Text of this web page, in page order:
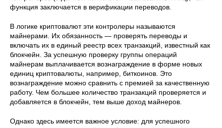
функция заключается в верификации переводов.
В логике криптовалют эти контролеры называются
майнерами. Их обязанность — проверять переводы и
включать их в единый реестр всех транзакций, известный как
блокчейн. За успешную проверку группы операций
майнерам выплачивается вознаграждение в форме новых
единиц криптовалюты, например, биткоинов. Это
вознаграждение можно сравнить с премией за качественную
работу. Чем большее количество транзакций проверяется и
добавляется в блокчейн, тем выше доход майнеров.
Однако здесь имеется важное условие: для успешного